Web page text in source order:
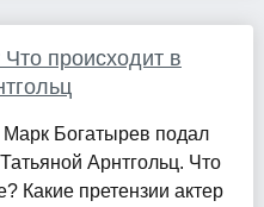
происходит в
Богатырев подал
Арнтгольц. Что
Какие претензии актер